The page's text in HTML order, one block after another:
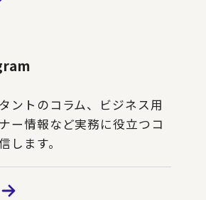
ントのコラム、ビジネス用
ー情報など実務に役立つコ
します。